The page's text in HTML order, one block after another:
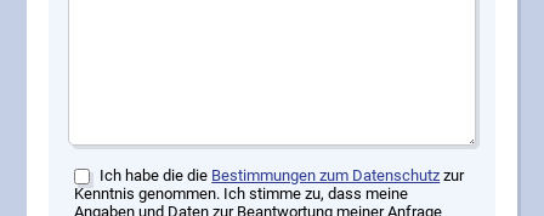
Ich habe die die Bestimmungen zum Datenschutz zur
Kenntnis genommen. Ich stimme zu, dass meine
Angaben und Daten zur Beantwortung meiner Anfrage